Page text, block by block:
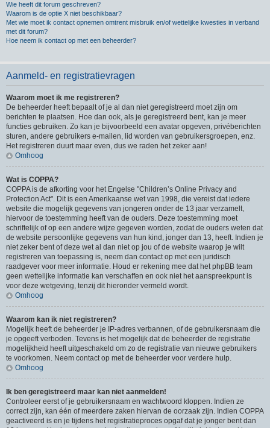
Wie heeft dit forum geschreven?
Waarom is de optie X niet beschikbaar?
Met wie moet ik contact opnemen omtrent misbruik en/of wettelijke kwesties in verband
met dit forum?
Hoe neem ik contact op met een beheerder?
Aanmeld- en registratievragen
Waarom moet ik me registreren?
De beheerder heeft bepaalt of je al dan niet geregistreerd moet zijn om
berichten te plaatsen. Hoe dan ook, als je geregistreerd bent, kan je meer
functies gebruiken. Zo kan je bijvoorbeeld een avatar opgeven, privéberichten
sturen, andere gebruikers e-mailen, lid worden van gebruikersgroepen, enz.
Het registreren duurt maar even, dus we raden het zeker aan!
Omhoog
Wat is COPPA?
COPPA is de afkorting voor het Engelse "Children’s Online Privacy and
Protection Act". Dit is een Amerikaanse wet van 1998, die vereist dat iedere
website die mogelijk gegevens van jongeren onder de 13 jaar verzamelt,
hiervoor de toestemming heeft van de ouders. Deze toestemming moet
schriftelijk of op een andere wijze gegeven worden, zodat de ouders weten dat
de website persoonlijke gegevens van hun kind, jonger dan 13, heeft. Indien je
niet zeker bent of deze wet al dan niet op jou of de website waarop je wilt
registreren van toepassing is, neem dan contact op met een juridisch
raadgever voor meer informatie. Houd er rekening mee dat het phpBB team
geen wettelijke informatie kan verschaffen en ook niet het aanspreekpunt is
voor deze wetgeving, tenzij dit hieronder vermeld wordt.
Omhoog
Waarom kan ik niet registreren?
Mogelijk heeft de beheerder je IP-adres verbannen, of de gebruikersnaam die
je opgeeft verboden. Tevens is het mogelijk dat de beheerder de registratie
mogelijkheid heeft uitgeschakeld om zo de registratie van nieuwe gebruikers
te voorkomen. Neem contact op met de beheerder voor verdere hulp.
Omhoog
Ik ben geregistreerd maar kan niet aanmelden!
Controleer eerst of je gebruikersnaam en wachtwoord kloppen. Indien ze
correct zijn, kan één of meerdere zaken hiervan de oorzaak zijn. Indien COPPA
geactiveerd is en je tijdens het registratieproces opgaf dat je jonger bent dan